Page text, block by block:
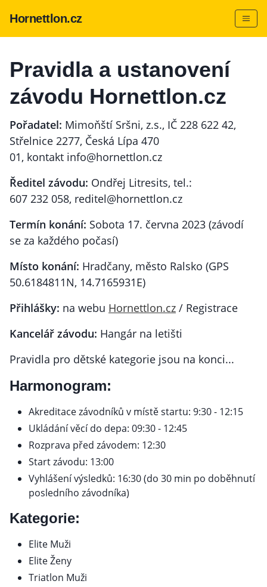
Hornettlon.cz
Pravidla a ustanovení
závodu Hornettlon.cz
Pořadatel: Mimoňští Sršni, z.s., IČ 228 622 42,
Střelnice 2277, Česká Lípa 470
01, kontakt info@hornettlon.cz
Ředitel závodu: Ondřej Litresits, tel.:
607 232 058, reditel@hornettlon.cz
Termín konání: Sobota 17. června 2023 (závodí
se za každého počasí)
Místo konání: Hradčany, město Ralsko (GPS
50.6184811N, 14.7165931E)
Přihlášky: na webu Hornettlon.cz / Registrace
Kancelář závodu: Hangár na letišti
Pravidla pro dětské kategorie jsou na konci...
Harmonogram:
Akreditace závodníků v místě startu: 9:30 - 12:15
Ukládání věcí do depa: 09:30 - 12:45
Rozprava před závodem: 12:30
Start závodu: 13:00
Vyhlášení výsledků: 16:30 (do 30 min po doběhnutí
posledního závodníka)
Kategorie:
Elite Muži
Elite Ženy
Triatlon Muži